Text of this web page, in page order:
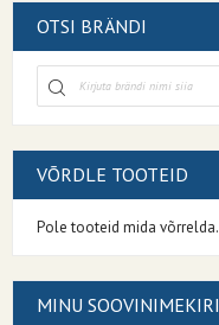
OTSI BRÄNDI
VÕRDLE TOOTEID
Pole tooteid mida võrrelda.
MINU SOOVINIMEKIRI